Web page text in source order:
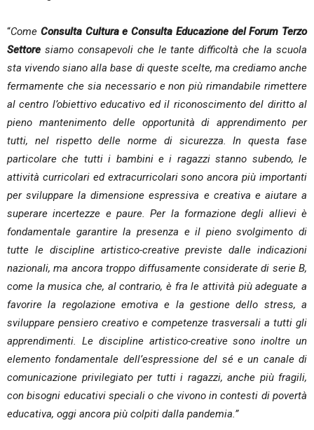
“Come Consulta Cultura e Consulta Educazione del Forum Terzo
Settore siamo consapevoli che le tante difficoltà che la scuola
sta vivendo siano alla base di queste scelte, ma crediamo anche
fermamente che sia necessario e non più rimandabile rimettere
al centro l’obiettivo educativo ed il riconoscimento del diritto al
pieno mantenimento delle opportunità di apprendimento per
tutti, nel rispetto delle norme di sicurezza. In questa fase
particolare che tutti i bambini e i ragazzi stanno subendo, le
attività curricolari ed extracurricolari sono ancora più importanti
per sviluppare la dimensione espressiva e creativa e aiutare a
superare incertezze e paure. Per la formazione degli allievi è
fondamentale garantire la presenza e il pieno svolgimento di
tutte le discipline artistico-creative previste dalle indicazioni
nazionali, ma ancora troppo diffusamente considerate di serie B,
come la musica che, al contrario, è fra le attività più adeguate a
favorire la regolazione emotiva e la gestione dello stress, a
sviluppare pensiero creativo e competenze trasversali a tutti gli
apprendimenti. Le discipline artistico-creative sono inoltre un
elemento fondamentale dell’espressione del sé e un canale di
comunicazione privilegiato per tutti i ragazzi, anche più fragili,
con bisogni educativi speciali o che vivono in contesti di povertà
educativa, oggi ancora più colpiti dalla pandemia.”